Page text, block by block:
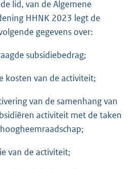
lid, van de Algemene
HHNK 2023 legt de
gegevens over:
subsidiebedrag;
kosten van de activiteit;
van de samenhang van
activiteit met de taken
van de activiteit;